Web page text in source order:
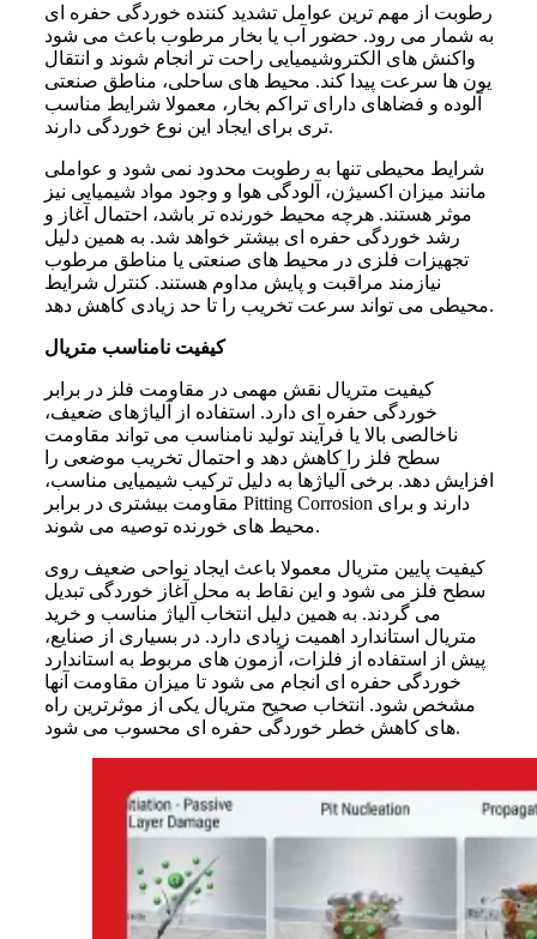
رطوبت از مهم ترین عوامل تشدید کننده خوردگی حفره ای
به شمار می رود. حضور آب یا بخار مرطوب باعث می شود
واکنش های الکتروشیمیایی راحت تر انجام شوند و انتقال
یون ها سرعت پیدا کند. محیط های ساحلی، مناطق صنعتی
آلوده و فضاهای دارای تراکم بخار، معمولا شرایط مناسب
تری برای ایجاد این نوع خوردگی دارند.
شرایط محیطی تنها به رطوبت محدود نمی شود و عواملی
مانند میزان اکسیژن، آلودگی هوا و وجود مواد شیمیایی نیز
موثر هستند. هرچه محیط خورنده تر باشد، احتمال آغاز و
رشد خوردگی حفره ای بیشتر خواهد شد. به همین دلیل
تجهیزات فلزی در محیط های صنعتی یا مناطق مرطوب
نیازمند مراقبت و پایش مداوم هستند. کنترل شرایط
محیطی می تواند سرعت تخریب را تا حد زیادی کاهش دهد.
کیفیت نامناسب متریال
کیفیت متریال نقش مهمی در مقاومت فلز در برابر
خوردگی حفره ای دارد. استفاده از آلیاژهای ضعیف،
ناخالصی بالا یا فرآیند تولید نامناسب می تواند مقاومت
سطح فلز را کاهش دهد و احتمال تخریب موضعی را
افزایش دهد. برخی آلیاژها به دلیل ترکیب شیمیایی مناسب،
مقاومت بیشتری در برابر Pitting Corrosion دارند و برای
محیط های خورنده توصیه می شوند.
کیفیت پایین متریال معمولا باعث ایجاد نواحی ضعیف روی
سطح فلز می شود و این نقاط به محل آغاز خوردگی تبدیل
می گردند. به همین دلیل انتخاب آلیاژ مناسب و خرید
متریال استاندارد اهمیت زیادی دارد. در بسیاری از صنایع،
پیش از استفاده از فلزات، آزمون های مربوط به استاندارد
خوردگی حفره ای انجام می شود تا میزان مقاومت آنها
مشخص شود. انتخاب صحیح متریال یکی از موثرترین راه
های کاهش خطر خوردگی حفره ای محسوب می شود.